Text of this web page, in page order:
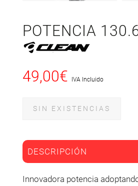
POTENCIA
49,00€ IVA Incluido
SIN EXISTENCIAS
DESCRIPCIÓN
Innovadora potencia adoptando el nuevo diseño con